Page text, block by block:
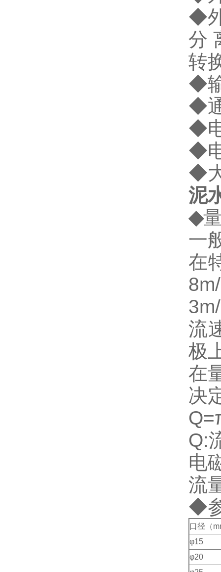
◆
分
转
◆
◆
◆
◆
◆
泥
◆
一
在
流
极
在
决
Q=
Q:
电
流
◆
口径（
φ15
φ20